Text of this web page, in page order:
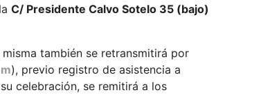
C/ Presidente Calvo Sotelo 35 (bajo)
también se retransmitirá por
), previo registro de asistencia a
celebración, se remitirá a los